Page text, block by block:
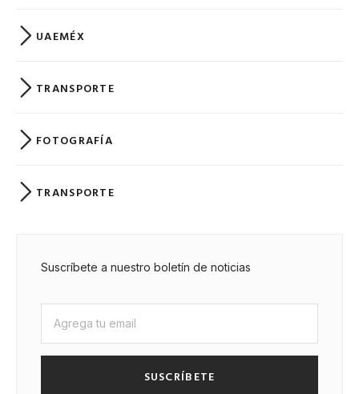
UAEMÉX
TRANSPORTE
FOTOGRAFÍA
TRANSPORTE
Suscríbete a nuestro boletín de noticias
SUSCRÍBETE